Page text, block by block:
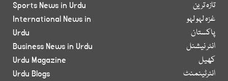
تازہ ترین
غزہ لہو لہو
پاکستان
انٹر نیشنل
کھیل
انٹرٹینمنٹ
Sports News in Urdu
International News in
Urdu
Business News in Urdu
Urdu Magazine
Urdu Blogs